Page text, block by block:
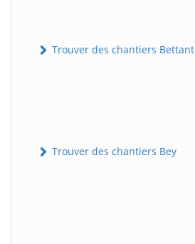
Trouver des chantiers Bettant
Trouver des chantiers Bey